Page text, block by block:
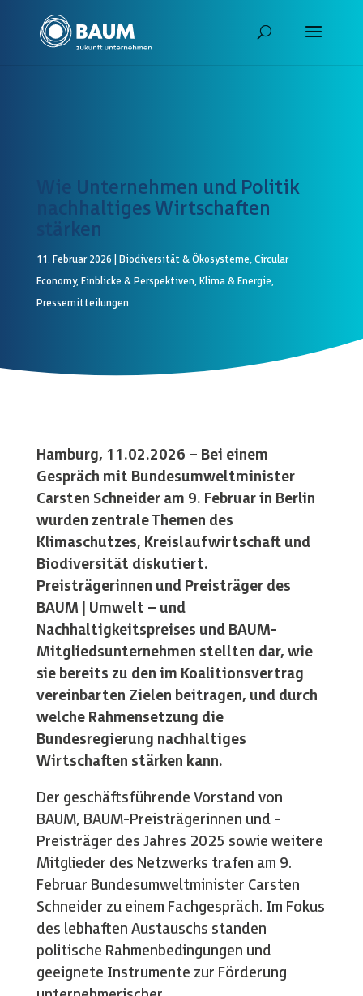
Wie Unternehmen und Politik
nachhaltiges Wirtschaften
stärken
11. Februar 2026 Biodiversität & Ökosysteme, Circular
Economy, Einblicke & Perspektiven, Klima & Energie,
Pressemitteilungen
Hamburg, 11.02.2026 – Bei einem
Gespräch mit Bundesumweltminister
Carsten Schneider am 9. Februar in Berlin
wurden zentrale Themen des
Klimaschutzes, Kreislaufwirtschaft und
Biodiversität diskutiert.
Preisträgerinnen und Preisträger des
BAUM | Umwelt – und
Nachhaltigkeitspreises und BAUM-
Mitgliedsunternehmen stellten dar, wie
sie bereits zu den im Koalitionsvertrag
vereinbarten Zielen beitragen, und durch
welche Rahmensetzung die
Bundesregierung nachhaltiges
Wirtschaften stärken kann.
Der geschäftsführende Vorstand von
BAUM, BAUM-Preisträgerinnen und -
Preisträger des Jahres 2025 sowie weitere
Mitglieder des Netzwerks trafen am 9.
Februar Bundesumweltminister Carsten
Schneider zu einem Fachgespräch. Im Fokus
des lebhaften Austauschs standen
politische Rahmenbedingungen und
geeignete Instrumente zur Förderung